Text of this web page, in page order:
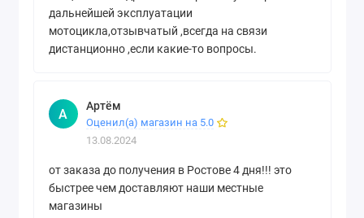
дальнейшей эксплуатации
мотоцикла,отзывчатый ,всегда на связи
дистанционно ,если какие-то вопросы.
А Артём
Оценил(а) магазин на 5.0
13.08.2024
от заказа до получения в Ростове 4 дня!!! это
быстрее чем доставляют наши местные
магазины